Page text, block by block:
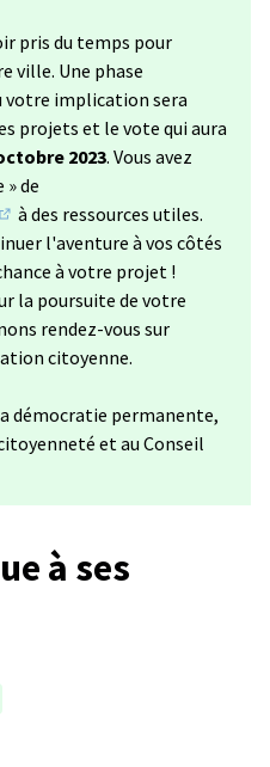
pris du temps pour
ville. Une phase
votre implication sera
projets et le vote qui aura
2023. Vous avez
» de
dans un nouvel onglet)
à des ressources utiles.
l'aventure à vos côtés
à votre projet !
la poursuite de votre
rendez-vous sur
citoyenne.
démocratie permanente,
et au Conseil
à ses